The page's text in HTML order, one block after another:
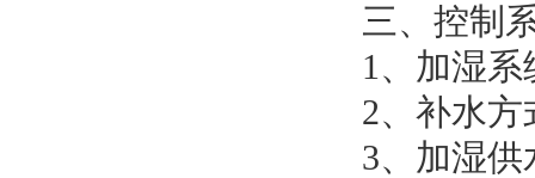
三、控制
1、加湿
2、补水
3、加湿